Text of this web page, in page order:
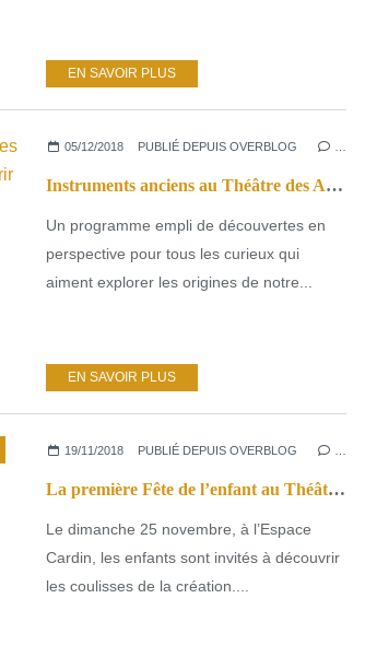
EN SAVOIR PLUS
05/12/2018 PUBLIÉ DEPUIS OVERBLOG
Instruments anciens au Théâtre des Abbesses le 8 décembre. À découvrir ou à redécouvrir
Un programme empli de découvertes en
perspective pour tous les curieux qui
aiment explorer les origines de notre...
EN SAVOIR PLUS
QUOI FAIRE,THÉÂTRE
19/11/2018 PUBLIÉ DEPUIS OVERBLOG
La première Fête de l’enfant au Théâtre de la Ville. Pour rêver, imaginer penser
Le dimanche 25 novembre, à l’Espace
Cardin, les enfants sont invités à découvrir
les coulisses de la création....